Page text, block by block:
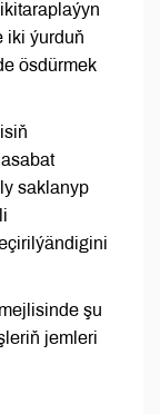
iki ýurduň
ösdürmek
saklanyp
şu
jemleri